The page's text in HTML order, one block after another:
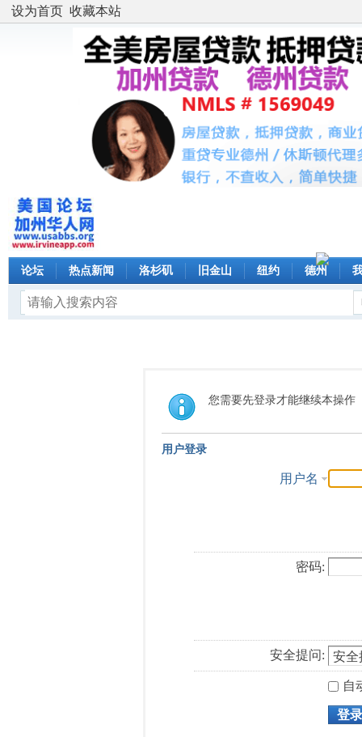
设为首页 收藏本站
论坛 热点新闻 洛杉矶 旧金山 纽约 德州
您需要先登录才能继续本操作
用户登录
用户名
密码:
安全提问:
自
登录